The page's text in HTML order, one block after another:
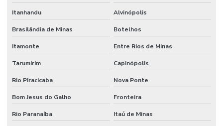
Tomada De Força Acionamento Pneumático
Tomada De Força Hidráulica
Tomada De Força Para Bomba Hidráulica Em Minas Gerais
Usinagem De Metais
Usinagem De Nylon Sob Medida
Válvula Para Sistema Hidráulico
Válvula Reguladora De Fluxo
Itanhandu Alvinópolis
Brasilândia de Minas Botelhos
Itamonte Entre Rios de Minas
Tarumirim Capinópolis
Rio Piracicaba Nova Ponte
Bom Jesus do Galho Fronteira
Rio Paranaíba Itaú de Minas